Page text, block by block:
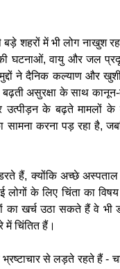
शहरों में भी लोग नाखुश
घटनाओं, वायु और जल
ने दैनिक कल्याण और
बढ़ती असुरक्षा के साथ
उत्पीड़न के बढ़ते मामलों
सामना करना पड़ रहा है,
हैं, क्योंकि अच्छे
के लिए चिंता का
का खर्च उठा सकते हैं वे भी
में चिंतित हैं।
से लड़ते रहते हैं -